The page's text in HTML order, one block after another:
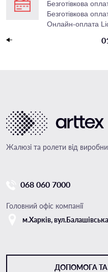
Безготівкова
Безготівкова
Онлайн-оплата
Жалюзі та ролети від
068 060 7000
Головний офіс компанії
м.Харкiв,
ДОПОМОГА ТА